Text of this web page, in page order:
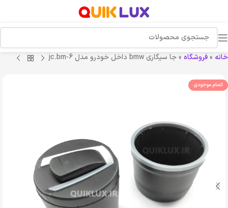
خانه »فروشگاه »جا سيگاري bmw داخل خودرو مدل jc.bm-6
اتمام موجودی